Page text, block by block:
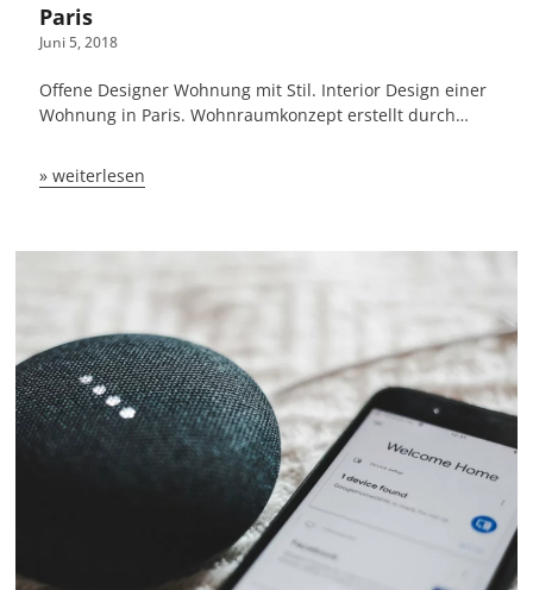
Paris
Juni 5, 2018
Offene Designer Wohnung mit Stil. Interior Design einer
Wohnung in Paris. Wohnraumkonzept erstellt durch…
» weiterlesen